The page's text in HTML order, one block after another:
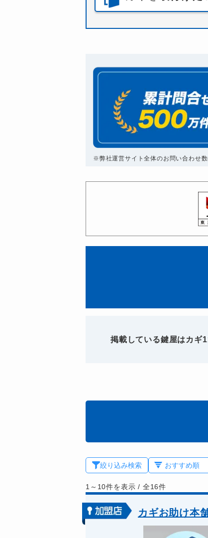
※弊社運営サイト全体のお問い合わせ
掲載している鍵屋はカギ
絞り込み検索
1～10件を表示/ 全16件
カギお助け本